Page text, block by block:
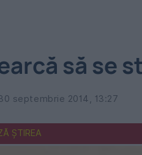
să se
septembrie 2014, 13:27
ȘTIREA